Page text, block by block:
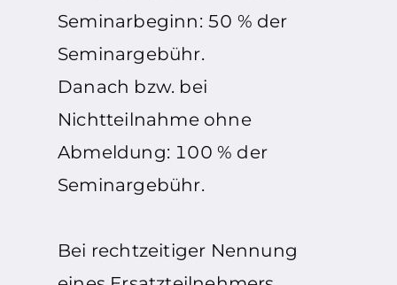
Seminarbeginn: 50 % der
Seminargebühr.
Danach bzw. bei
Nichtteilnahme ohne
Abmeldung: 100 % der
Seminargebühr.
Bei rechtzeitiger Nennung